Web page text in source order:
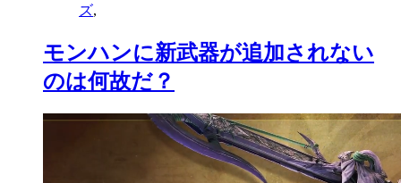
ズ
モンハンに新武器が追加されない
のは何故だ？